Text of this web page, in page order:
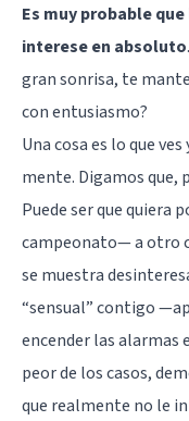
Es muy probable
interese en absoluto
gran sonrisa, te
con entusiasmo?
Una cosa es lo que
mente. Digamos
Puede ser que quiera
campeonato— a otro
se muestra
“sensual” contigo
encender las alarmas
peor de los casos,
que realmente no le